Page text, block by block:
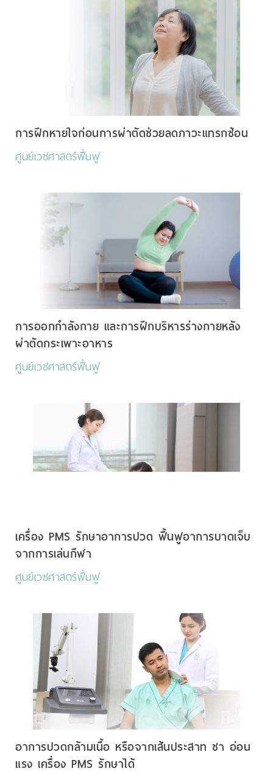
การฝึกหายใจก่อนการผ่าตัดช่วยลดภาวะแทรกซ้อน
ศูนย์เวชศาสตร์ฟื้นฟู
การออกกำลังกาย และการฝึกบริหารร่างกายหลัง
ผ่าตัดกระเพาะอาหาร
ศูนย์เวชศาสตร์ฟื้นฟู
เครื่อง PMS รักษาอาการปวด ฟื้นฟูอาการบาดเจ็บ
จากการเล่นกีฬา
ศูนย์เวชศาสตร์ฟื้นฟู
อาการปวดกล้ามเนื้อ หรือจากเส้นประสาท ชา อ่อน
แรง เครื่อง PMS รักษาได้